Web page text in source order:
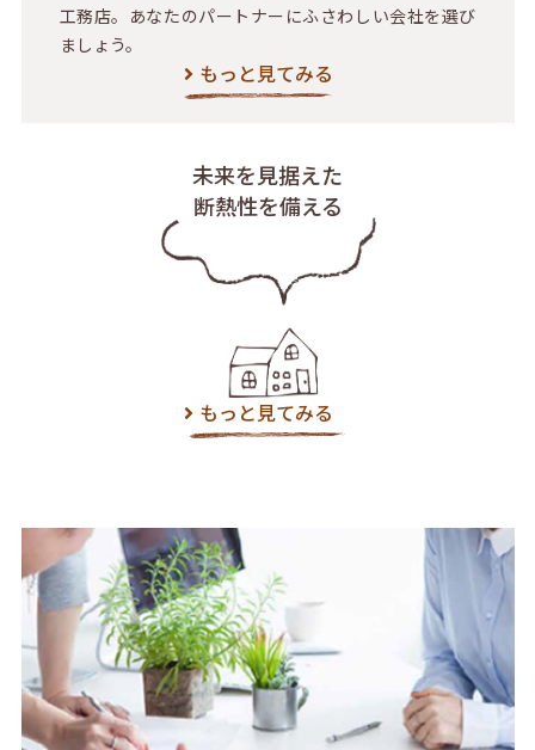
工務店。あなたのパートナーにふさわしい会社を選び
ましょう。
もっと見てみる
未来を見据えた
断熱性を備える
もっと見てみる